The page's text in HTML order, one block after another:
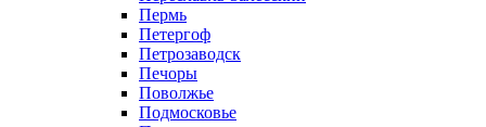
Пермь
Петергоф
Петрозаводск
Печоры
Поволжье
Подмосковье